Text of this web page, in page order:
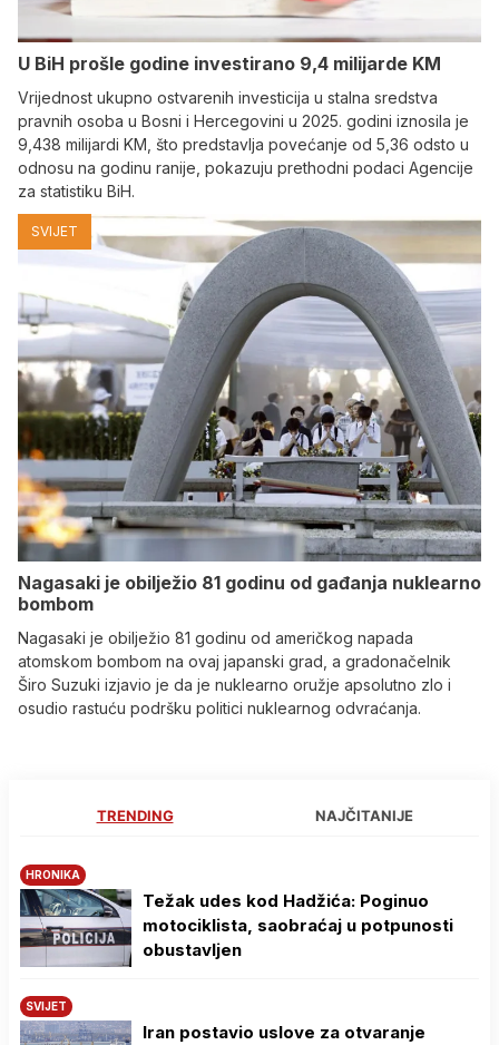
U BiH prošle godine investirano 9,4 milijarde KM
Vrijednost ukupno ostvarenih investicija u stalna sredstva
pravnih osoba u Bosni i Hercegovini u 2025. godini iznosila je
9,438 milijardi KM, što predstavlja povećanje od 5,36 odsto u
odnosu na godinu ranije, pokazuju prethodni podaci Agencije
za statistiku BiH.
SVIJET
Nagasaki je obilježio 81 godinu od gađanja nuklearno
bombom
Nagasaki je obilježio 81 godinu od američkog napada
atomskom bombom na ovaj japanski grad, a gradonačelnik
Širo Suzuki izjavio je da je nuklearno oružje apsolutno zlo i
osudio rastuću podršku politici nuklearnog odvraćanja.
TRENDING NAJČITANIJE
HRONIKA
Težak udes kod Hadžića: Poginuo
motociklista, saobraćaj u potpunosti
obustavljen
SVIJET
Iran postavio uslove za otvaranje